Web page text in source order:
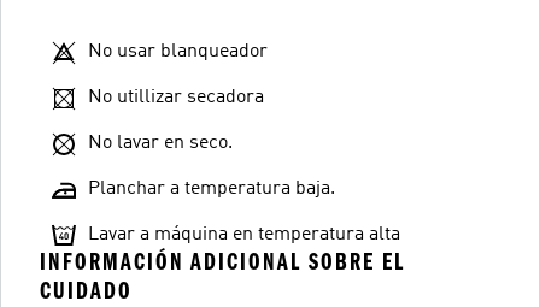
No usar blanqueador
No utillizar secadora
No lavar en seco.
Planchar a temperatura baja.
Lavar a máquina en temperatura alta
INFORMACIÓN ADICIONAL SOBRE EL
CUIDADO